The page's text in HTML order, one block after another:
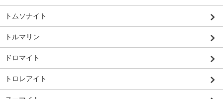
トムソナイト
トルマリン
ドロマイト
トロレアイト